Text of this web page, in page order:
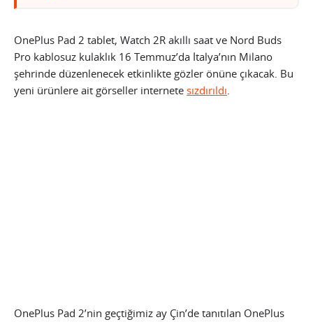
OnePlus Pad 2 tablet, Watch 2R akıllı saat ve Nord Buds
Pro kablosuz kulaklık 16 Temmuz’da İtalya’nın Milano
şehrinde düzenlenecek etkinlikte gözler önüne çıkacak. Bu
yeni ürünlere ait görseller internete sızdırıldı.
OnePlus Pad 2’nin geçtiğimiz ay Çin’de tanıtılan OnePlus